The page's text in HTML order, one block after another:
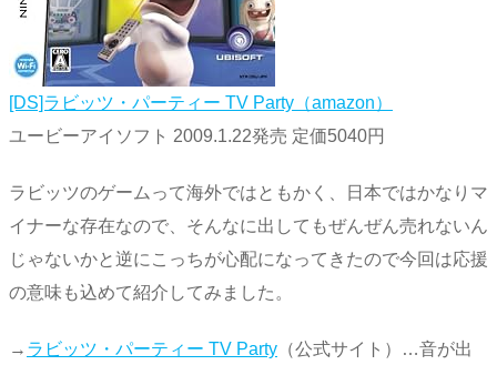
[DS]ラビッツ・パーティー TV Party（amazon）
ユービーアイソフト 2009.1.22発売 定価5040円
ラビッツのゲームって海外ではともかく、日本ではかなりマ
イナーな存在なので、そんなに出してもぜんぜん売れないん
じゃないかと逆にこっちが心配になってきたので今回は応援
の意味も込めて紹介してみました。
→ ラビッツ・パーティー TV Party （公式サイト）…音が出